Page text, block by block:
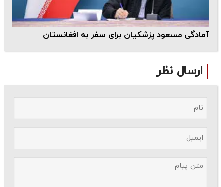
آمادگی مسعود پزشکیان برای سفر به افغانستان
ارسال نظر